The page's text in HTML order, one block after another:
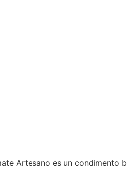
Artesano es un